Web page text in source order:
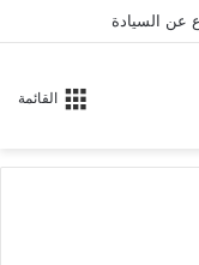
عن السيادة
القائمة